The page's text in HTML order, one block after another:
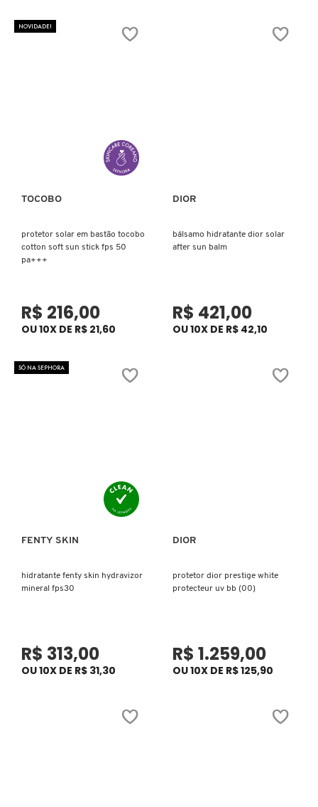
FEITO BRASIL
FENTY SKIN
FINO
GUERLAIN
Ver mais
TOCOBO
protetor solar em bastão tocobo
cotton soft sun stick fps 50
pa+++
R$ 216,00
OU 10X DE R$ 21,60
NOVIDADE!
DIOR
bálsamo hidratante dior solar
after sun balm
R$ 421,00
OU 10X DE R$ 42,10
Ver mais
FENTY SKIN
hidratante fenty skin hydravizor
mineral fps30
R$ 313,00
OU 10X DE R$ 31,30
SÓ NA SEPHORA
DIOR
protetor dior prestige white
protecteur uv bb (00)
R$ 1.259,00
OU 10X DE R$ 125,90